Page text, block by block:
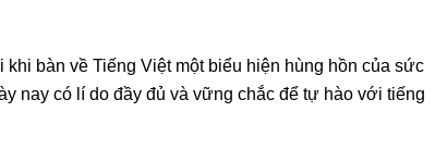
bàn về Tiếng Việt một biểu hiện hùng hồn của sức
nay có lí do đầy đủ và vững chắc để tự hào với tiếng